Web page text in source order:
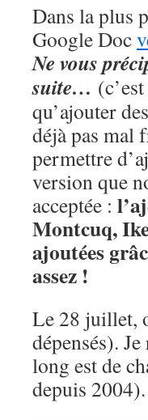
Dans la plus
Google Doc
Ne vous
suite…
qu’ajouter
déjà pas mal
permettre
version que
acceptée :
Montcuq,
ajoutées
assez !
Le 28 juillet,
dépensés).
long est de
depuis 2004).